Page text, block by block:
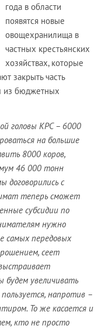
года в области
появятся новые
овощехранилища в
частных крестьянских
хозяйствах, которые
закрыть часть
из бюджетных
головы КРС – 6000
на большие
8000 коров,
46 000 тонн
договорились с
теперь сможет
субсидии по
нужно
самых передовых
сеет
увеличивать
напротив –
То же касается и
кто не просто